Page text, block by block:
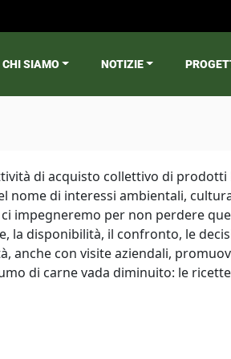
CHI SIAMO NOTIZIE
di acquisto collettivo di
di interessi ambientali,
impegneremo per non perdere
la disponibilità, il confronto, le
anche con visite aziendali,
di carne vada diminuito: le